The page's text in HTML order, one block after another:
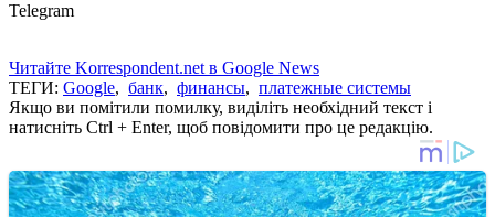
Telegram
Читайте Korrespondent.net в Google News
ТЕГИ: Google, банк, финансы, платежные системы
Якщо ви помітили помилку, виділіть необхідний текст і
натисніть Ctrl + Enter, щоб повідомити про це редакцію.